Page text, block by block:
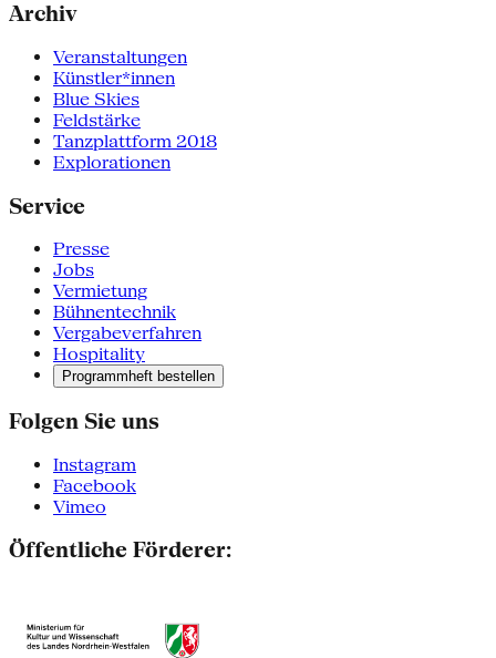
Archiv
Veranstaltungen
Künstler*innen
Blue Skies
Feldstärke
Tanzplattform 2018
Explorationen
Service
Presse
Jobs
Vermietung
Bühnentechnik
Vergabeverfahren
Hospitality
Programmheft bestellen
Folgen Sie uns
Instagram
Facebook
Vimeo
Öffentliche Förderer: